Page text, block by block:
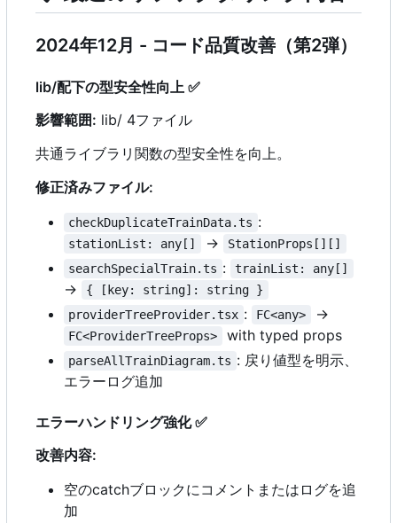
2024年12月 - コード品質改善（第2弾）
lib/配下の型安全性向上 ✅
影響範囲: lib/ 4ファイル
共通ライブラリ関数の型安全性を向上。
修正済みファイル:
checkDuplicateTrainData.ts :
stationList: any[] →
StationProps[][]
searchSpecialTrain.ts : trainList: any[]
→
{ [key: string]: string }
providerTreeProvider.tsx : FC<any> →
FC<ProviderTreeProps> with typed props
parseAllTrainDiagram.ts : 戻り値型を明示、
エラーログ追加
エラーハンドリング強化✅
改善内容:
空のcatchブロックにコメントまたはログを追
加